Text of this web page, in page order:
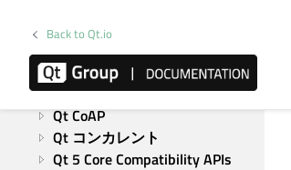
Back to Qt.io
Active Qt
Qt Bluetooth
Qt キャンバス ペインター
Qt チャート
Qt CoAP
Qt コンカレント
Qt 5 Core Compatibility APIs